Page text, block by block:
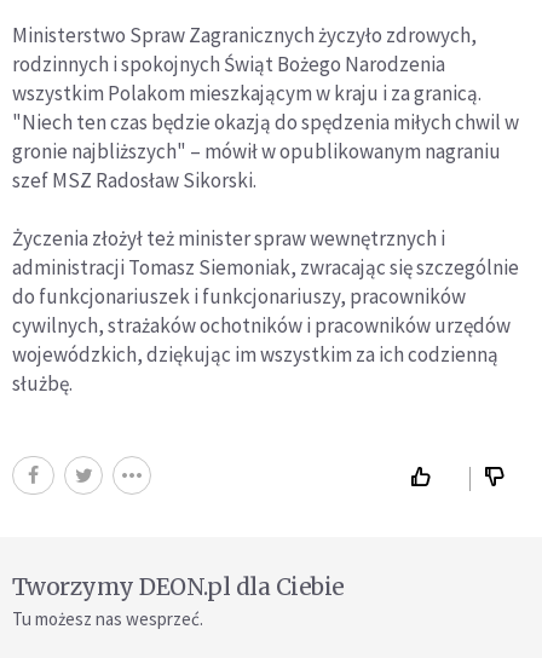
Ministerstwo Spraw Zagranicznych życzyło zdrowych,
rodzinnych i spokojnych Świąt Bożego Narodzenia
wszystkim Polakom mieszkającym w kraju i za granicą.
"Niech ten czas będzie okazją do spędzenia miłych chwil w
gronie najbliższych" – mówił w opublikowanym nagraniu
szef MSZ Radosław Sikorski.
Życzenia złożył też minister spraw wewnętrznych i
administracji Tomasz Siemoniak, zwracając się szczególnie
do funkcjonariuszek i funkcjonariuszy, pracowników
cywilnych, strażaków ochotników i pracowników urzędów
wojewódzkich, dziękując im wszystkim za ich codzienną
służbę.
Tworzymy DEON.pl dla Ciebie
Tu możesz nas wesprzeć.